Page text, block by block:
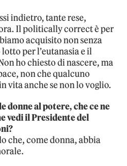
indietro, tante rese,
Il politically correct è per
acquisito non senza
per l’eutanasia e il
ho chiesto di nascere, ma
non che qualcuno
vita anche se non lo voglio.
donne al potere, che ce ne
vedi il Presidente del
che, come donna, abbia